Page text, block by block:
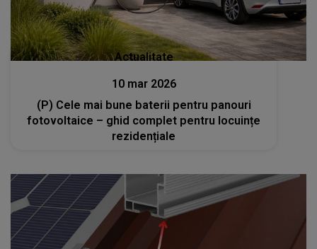
Actualitate
10 mar 2026
(P) Cele mai bune baterii pentru panouri
fotovoltaice – ghid complet pentru locuințe
rezidențiale